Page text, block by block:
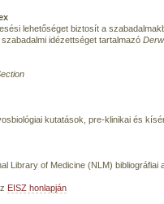
lehetőséget biztosít a
idézettséget tartalmazó
kutatások, pre-klinikai és
Library of Medicine (NLM)
EISZ honlapján